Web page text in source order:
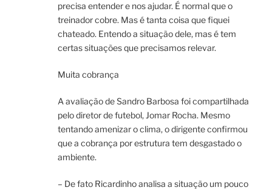
precisa entender e nos ajudar. É normal que o
treinador cobre. Mas é tanta coisa que fiquei
chateado. Entendo a situação dele, mas é tem
certas situações que precisamos relevar.
Muita cobrança
A avaliação de Sandro Barbosa foi compartilhada
pelo diretor de futebol, Jomar Rocha. Mesmo
tentando amenizar o clima, o dirigente confirmou
que a cobrança por estrutura tem desgastado o
ambiente.
– De fato Ricardinho analisa a situação um pouco